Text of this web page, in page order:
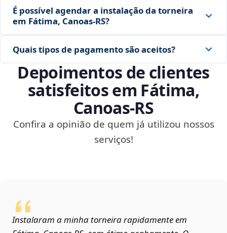
É possível agendar a instalação da torneira
em Fátima, Canoas‑RS?
Quais tipos de pagamento são aceitos?
Depoimentos de clientes
satisfeitos em Fátima,
Canoas‑RS
Confira a opinião de quem já utilizou nossos
serviços!
Instalaram a minha torneira rapidamente em